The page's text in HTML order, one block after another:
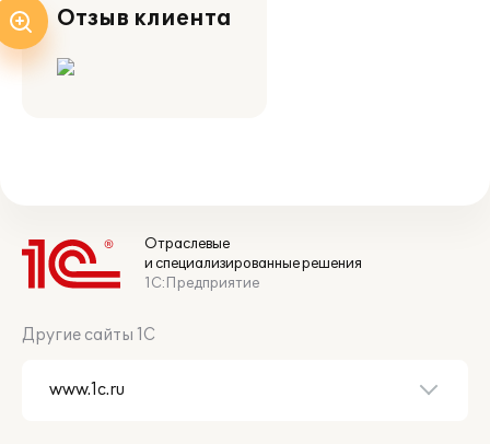
Отзыв клиента
Отраслевые
и специализированные решения
1С:Предприятие
Другие сайты 1С